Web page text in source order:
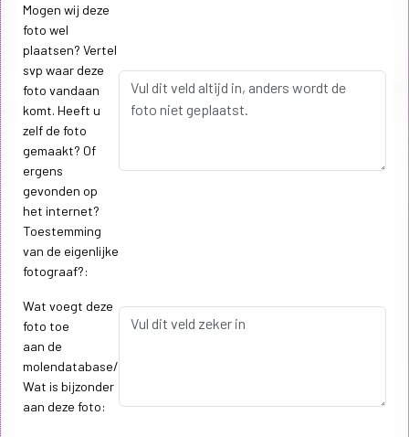
Mogen wij deze
foto wel
plaatsen? Vertel
svp waar deze
foto vandaan
komt. Heeft u
zelf de foto
gemaakt? Of
ergens
gevonden op
het internet?
Toestemming
van de eigenlijke
fotograaf?:
Wat voegt deze
foto toe
aan de
molendatabase/
Wat is bijzonder
aan deze foto: